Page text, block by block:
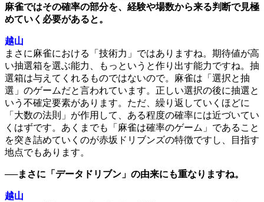
麻雀ではその確率の部分を、経験や場数から来る判断で見極
めていく必要があると。
越山
まさに麻雀における「技術力」ではありますね。期待値が高
い抽選箱を選ぶ能力、もっというと作り出す能力ですね。抽
選箱は与えてくれるものではないので。麻雀は「選択と抽
選」のゲームだと言われています。正しい選択の後に抽選と
いう不確定要素があります。ただ、繰り返していくほどに
「大数の法則」が作用して、ある程度の確率には近づいてい
くはずです。あくまでも「麻雀は確率のゲーム」であること
を突き詰めていくのが赤坂ドリブンズの特徴ですし、目指す
地点でもあります。
──まさに「データドリブン」の由来にも重なりますね。
越山